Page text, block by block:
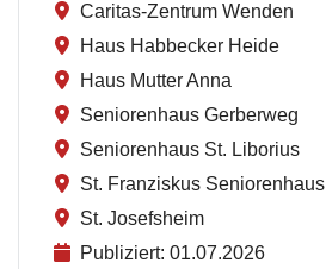
Caritas-Zentrum Wenden
Haus Habbecker Heide
Haus Mutter Anna
Seniorenhaus Gerberweg
Seniorenhaus St. Liborius
St. Franziskus Seniorenhaus
St. Josefsheim
Publiziert: 01.07.2026